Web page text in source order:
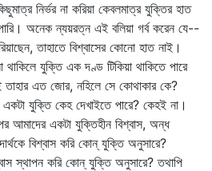
নির্ভর না করিয়া কেবলমাত্র যুক্তির হাত
অনেক ন্যয়রত্ন এই বলিয়া গর্ব করেন যে--
তাহাতে বিশ্বাসের কোনো হাত নাই।
থাকিলে যুক্তি এক দণ্ড টিকিয়া থাকিতে পারে
তাহার এত জোর, নহিলে সে কোথাকার কে?
একটা যুক্তি কেহ দেখাইতে পারে? কেহই না।
আমাদের একটা যুক্তিহীন বিশ্বাস, অন্ধ
বিশ্বাস করি কোন্‌ যুক্তি অনুসারে?
স্থাপন করি কোন্‌ যুক্তি অনুসারে? তথাপি